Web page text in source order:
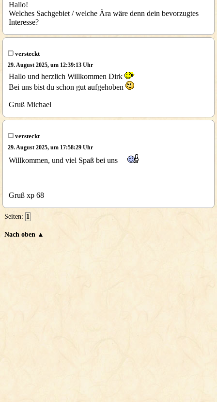
Hallo!
Welches Sachgebiet / welche Ära wäre denn dein bevorzugtes
Interesse?
versteckt
29. August 2025, um 12:39:13 Uhr
Hallo und herzlich Willkommen Dirk
Bei uns bist du schon gut aufgehoben
Gruß Michael
versteckt
29. August 2025, um 17:58:29 Uhr
Willkommen, und viel Spaß bei uns
Gruß xp 68
Seiten: 1
Nach oben ▲